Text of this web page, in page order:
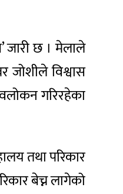
जारी छ । मेलाले
जोशीले विश्वास
गरिरहेका
तथा परिकार
बेच्न लागेको